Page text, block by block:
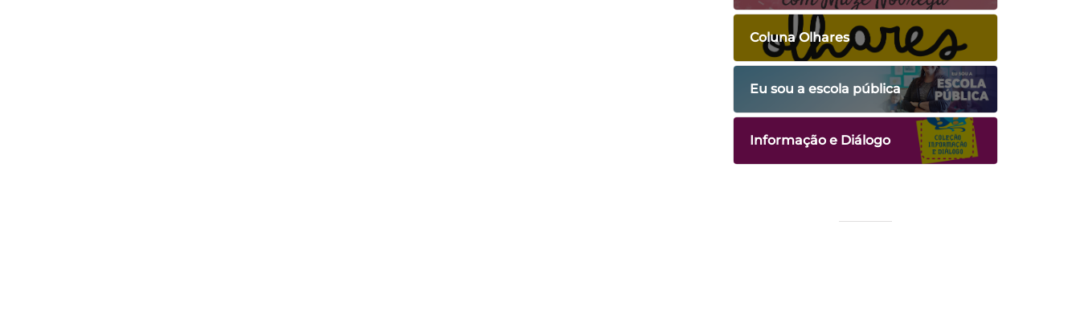
Coluna Olhares
Eu sou a escola pública
Informação e Diálogo